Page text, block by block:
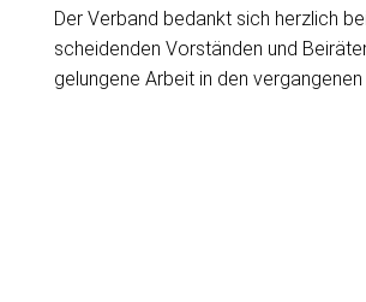
Der Verband bedankt sich herzlich
scheidenden Vorständen und
gelungene Arbeit in den